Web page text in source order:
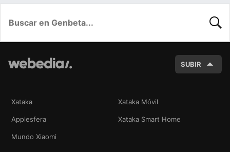
SUBIR
Xataka Xataka Móvil
Applesfera Xataka Smart Home
Mundo Xiaomi